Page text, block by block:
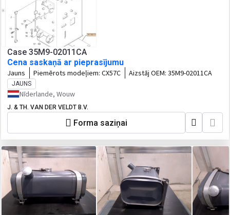
Case 35M9-02011CA
Cena saskaņā ar pieprasījumu
Jauns Piemērots modeļiem: CX57C Aizstāj OEM: 35M9-02011CA
JAUNS
Nīderlande, Wouw
J. & TH. VAN DER VELDT B.V.
Forma saziņai